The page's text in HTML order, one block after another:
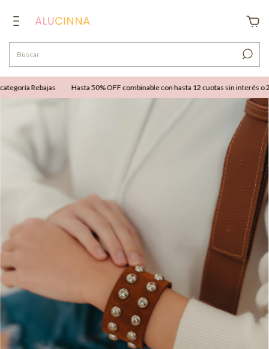
Rebajas Hasta 50% OFF combinable con hasta 12 cuotas sin interés o